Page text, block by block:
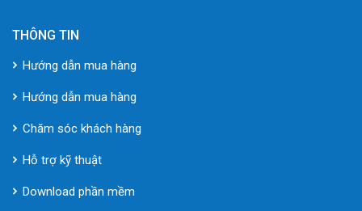
THÔNG TIN
Hướng dẫn mua hàng
Hướng dẫn mua hàng
Chăm sóc khách hàng
Hỗ trợ kỹ thuật
Download phần mềm